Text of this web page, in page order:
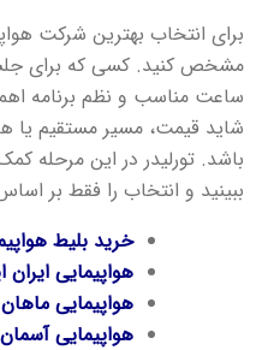
برای انتخاب بهترین شرکت
مشخص کنید. کسی که برای
ساعت مناسب و نظم برنامه
شاید قیمت، مسیر مستقیم یا
باشد. تورلیدر در این مرحله
ببینید و انتخاب را فقط بر
خرید بلیط
هواپیمایی ایران
هواپیمایی ماهان
هواپیمایی آسمان